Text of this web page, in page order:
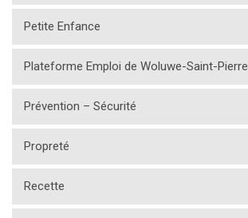
Petite Enfance
Plateforme Emploi de Woluwe-Saint-Pierre
Prévention – Sécurité
Propreté
Recette